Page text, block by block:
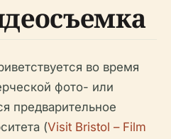
во время
фото- или
предварительное
(Visit Bristol – Film